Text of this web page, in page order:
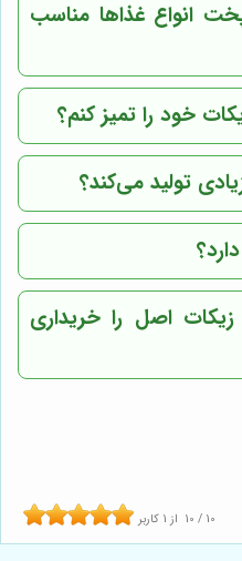
انواع غذاها مناسب
خود را تمیز کنم؟
تولید می‌کند؟
اصل را خریداری
10 / 10 از 1 کاربر